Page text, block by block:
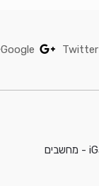
Twitter
Google+